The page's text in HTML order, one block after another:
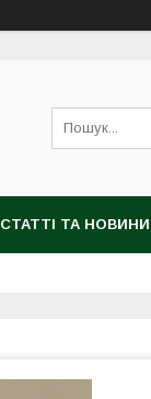
СТАТТІ ТА НОВИНИ